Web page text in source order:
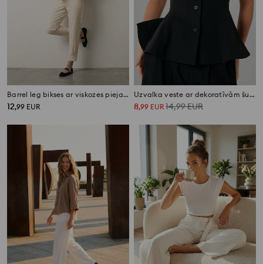
Barrel leg bikses ar viskozes piejaukumu
12,99 EUR
Uzvalka veste ar dekoratīvām šuvēm
8,99 EUR14,99EUR